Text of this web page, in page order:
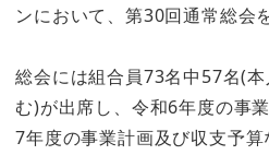
ンにおいて、第30回通常総会
総会には組合員73名中57名(
む)が出席し、令和6年度の事
7年度の事業計画及び収支予算